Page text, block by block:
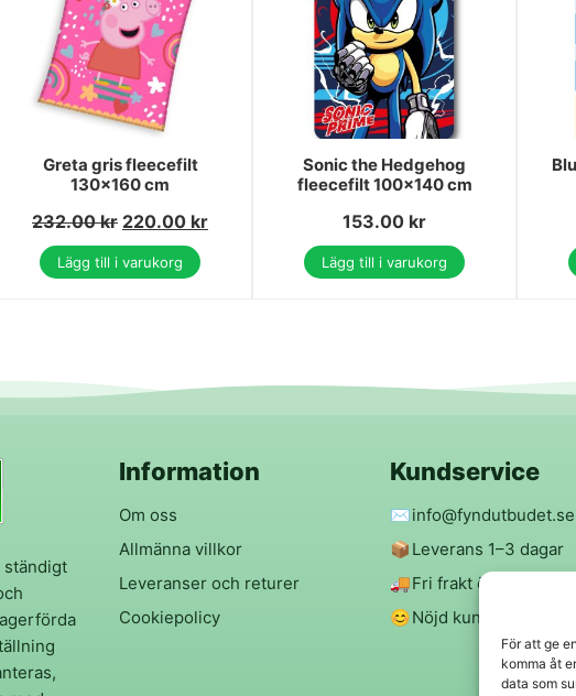
För att ge
komma åt
data som
Greta gris fleecefilt
130x160 cm
232.00kr 220.00 kr
Lägg till i varukorg
Sonic the Hedgehog
fleecefilt 100x140 cm
153.00 kr
Lägg till i varukorg
ständigt
Information
Om oss
Allmänna villkor
Leveranser och returer
Cookiepolicy
Kundservice
✉️info@fyndutbudet.se
📦 Leverans 1–3 dagar
🚚Fri frakt över 299 kr
😊Nöjd kund-garanti